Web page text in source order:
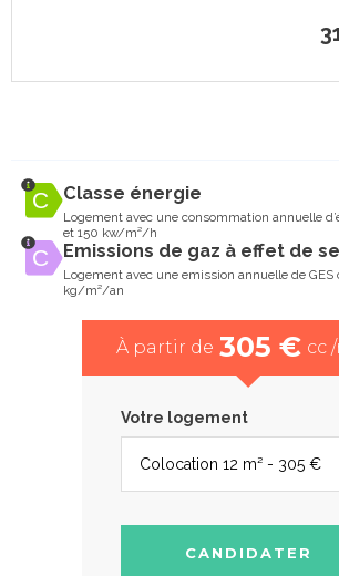
Classe énergie
Logement avec une consommation annuelle
et 150 kw/m²/h
Emissions de gaz à effet de
Logement avec une emission annuelle de GES
kg/m²/an
À partir de 305 € cc
Votre logement
CANDIDATER